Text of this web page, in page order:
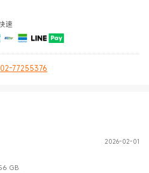
速
02-77255376
2026-02-01
GB